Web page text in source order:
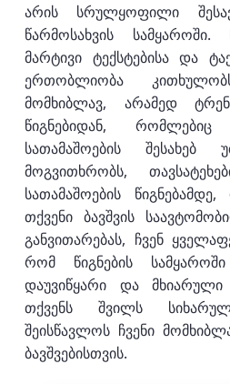
არის სრულყოფილი
წარმოსახვის
მარტივი ტექსტებისა და
ერთობლიობა
მომხიბლავ, არამედ
წიგნებიდან,
სათამაშოების შესახებ
მოგვითხრობს,
სათამაშოების
თქვენი ბავშვის
განვითარებას, ჩვენ
რომ წიგნების
დაუვიწყარი და
თქვენს შვილს
შეისწავლოს ჩვენი
ბავშვებისთვის.